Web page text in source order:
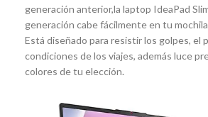
generación anterior,la laptop IdeaPad
generación cabe fácilmente en tu
Está diseñado para resistir los golpes, el
condiciones de los viajes, además luce
colores de tu elección.